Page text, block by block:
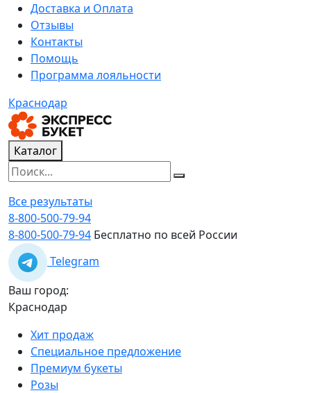
Доставка и Оплата
Отзывы
Контакты
Помощь
Программа лояльности
Краснодар
Каталог
Все результаты
8-800-500-79-94
8-800-500-79-94 Бесплатно по всей России
Telegram
Ваш город:
Краснодар
Хит продаж
Специальное предложение
Премиум букеты
Розы